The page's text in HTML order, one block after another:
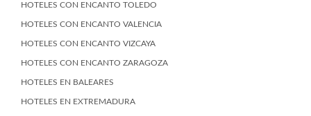
HOTELES CON ENCANTO TOLEDO
HOTELES CON ENCANTO VALENCIA
HOTELES CON ENCANTO VIZCAYA
HOTELES CON ENCANTO ZARAGOZA
HOTELES EN BALEARES
HOTELES EN EXTREMADURA